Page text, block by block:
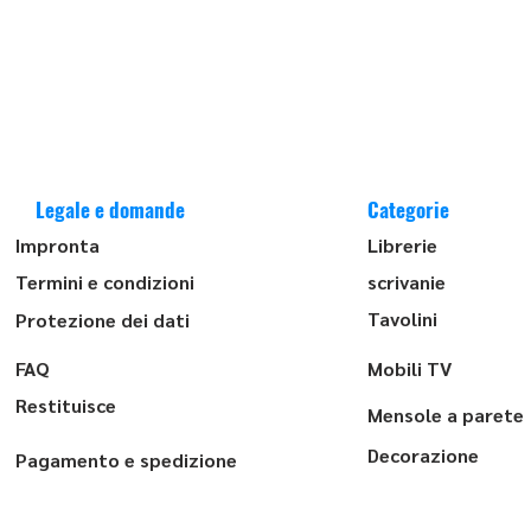
Legale e domande
Impronta
Termini e condizioni
Protezione dei dati
FAQ
Restituisce
Pagamento e spedizione
Categorie
Librerie
scrivanie
Tavolini
Mobili TV
Mensole a parete
Decorazione